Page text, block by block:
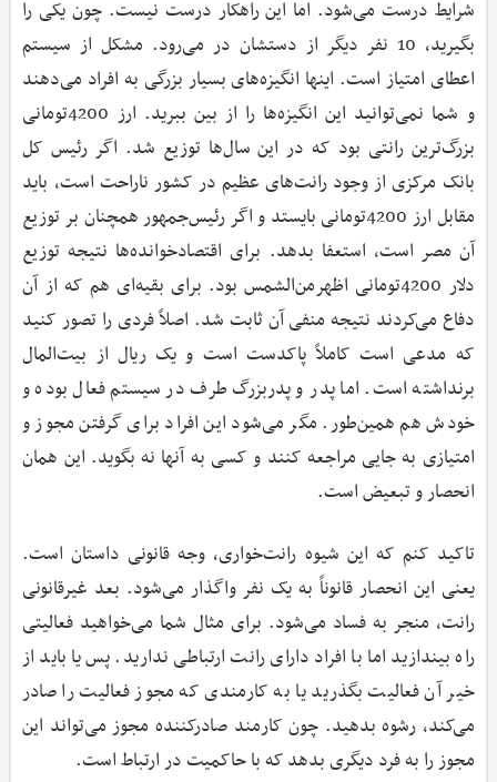
شرایط درست می‌شود. اما این راهکار درست نیست. چون یکی را
بگیرید، 10 نفر دیگر از دستشان در می‌رود. مشکل از سیستم
اعطای امتیاز است. اینها انگیزه‌های بسیار بزرگی به افراد می‌دهند
و شما نمی‌توانید این انگیزه‌ها را از بین ببرید. ارز 4200تومانی
بزرگ‌ترین رانتی بود که در این سال‌ها توزیع شد. اگر رئیس کل
بانک مرکزی از وجود رانت‌های عظیم در کشور ناراحت است،‌ باید
مقابل ارز 4200تومانی بایستد و اگر رئیس‌جمهور همچنان بر توزیع
آن مصر است، استعفا بدهد. برای اقتصادخوانده‌ها نتیجه توزیع
دلار 4200تومانی اظهرمن‌الشمس بود. برای بقیه‌ای هم که از آن
دفاع می‌کردند نتیجه منفی آن ثابت شد. اصلاً فردی را تصور کنید
که مدعی است کاملاً پاکدست است و یک ریال از بیت‌المال
برنداشته است. اما پدر و پدربزرگ طرف در سیستم فعال بوده و
خودش هم همین‌طور. مگر می‌شود این افراد برای گرفتن مجوز و
امتیازی به جایی مراجعه کنند و کسی به آنها نه بگوید. این همان
انحصار و تبعیض است.
تاکید کنم که این شیوه رانت‌خواری، وجه قانونی داستان است.
یعنی این انحصار قانوناً به یک نفر واگذار می‌شود. بعد غیرقانونی
رانت،‌ منجر به فساد می‌شود. برای مثال شما می‌خواهید فعالیتی
راه بیندازید اما با افراد دارای رانت ارتباطی ندارید. پس یا باید از
خیر آن فعالیت بگذرید یا به کارمندی که مجوز فعالیت را صادر
می‌کند، رشوه بدهید. چون کارمند صادرکننده مجوز می‌تواند این
مجوز را به فرد دیگری بدهد که با حاکمیت در ارتباط است.